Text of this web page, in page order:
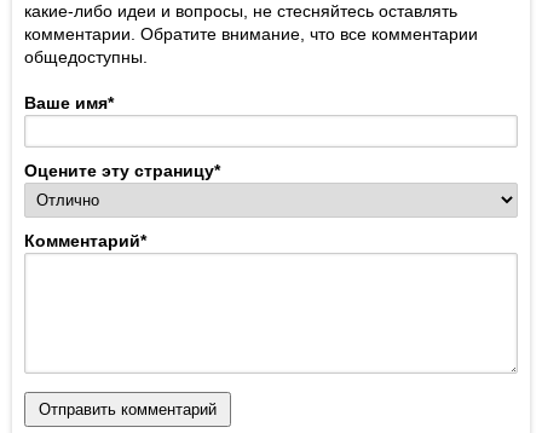
какие-либо идеи и вопросы, не стесняйтесь оставлять
комментарии. Обратите внимание, что все комментарии
общедоступны.
Ваше имя*
Оцените эту страницу*
Комментарий*
Отправить комментарий